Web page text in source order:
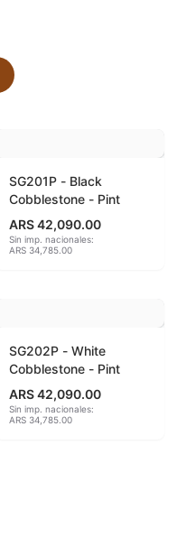
SG201P - Black
Cobblestone - Pint
ARS 42,090.00
Sin imp. nacionales:
ARS 34,785.00
SG202P - White
Cobblestone - Pint
ARS 42,090.00
Sin imp. nacionales:
ARS 34,785.00